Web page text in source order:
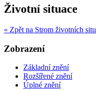
Životní situace
« Zpět na Strom životních
Zobrazení
Základní znění
Rozšířené znění
Úplné znění